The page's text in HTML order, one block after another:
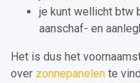
je kunt wellicht btw
aanschaf- en
Het is dus het
over zonnepanelen te